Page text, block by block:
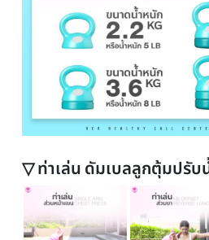
ต้องการใช้ 3.6 กิโล ใส่ลูกน้ำหนักแผ่
ต้องการใช้ 4 กิโล ใส่ลูกน้ำหนักแผ่นที่สี
ต้องการใช้ 5.4 กิโล ใส่ลูกน้ำหนักทั้ง
【วิธีเปลี่ยนน้ำหนัก กดสปริงลง เพื่อปลดล็อค แ